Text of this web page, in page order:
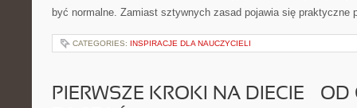
być normalne. Zamiast sztywnych zasad pojawia się
CATEGORIES: INSPIRACJE DLA NAUCZYCIELI
PIERWSZE KROKI NA DIECIE – OD